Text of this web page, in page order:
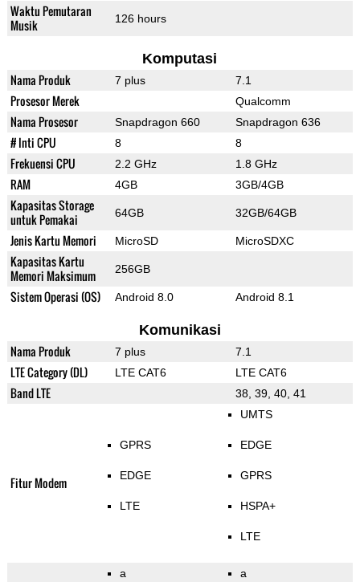
Waktu Pemutaran
Musik
126 hours
Komputasi
Nama Produk 7 plus 7.1
Prosesor Merek Qualcomm
Nama Prosesor Snapdragon 660 Snapdragon 636
# Inti CPU 8 8
Frekuensi CPU 2.2 GHz 1.8 GHz
RAM 4GB 3GB/4GB
Kapasitas Storage
untuk Pemakai
64GB 32GB/64GB
Jenis Kartu Memori MicroSD MicroSDXC
Kapasitas Kartu
Memori Maksimum
256GB
Sistem Operasi (OS) Android 8.0 Android 8.1
Komunikasi
Nama Produk 7 plus 7.1
LTE Category (DL) LTE CAT6 LTE CAT6
Band LTE 38, 39, 40, 41
Fitur Modem
GPRS
EDGE
LTE
UMTS
EDGE
GPRS
HSPA+
LTE
a a